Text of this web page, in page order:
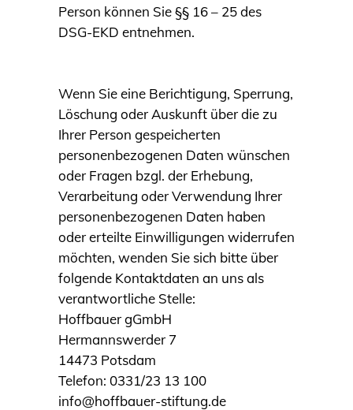
Person können Sie §§ 16 – 25 des
DSG-EKD entnehmen.
Wenn Sie eine Berichtigung, Sperrung,
Löschung oder Auskunft über die zu
Ihrer Person gespeicherten
personenbezogenen Daten wünschen
oder Fragen bzgl. der Erhebung,
Verarbeitung oder Verwendung Ihrer
personenbezogenen Daten haben
oder erteilte Einwilligungen widerrufen
möchten, wenden Sie sich bitte über
folgende Kontaktdaten an uns als
verantwortliche Stelle:
Hoffbauer gGmbH
Hermannswerder 7
14473 Potsdam
Telefon: 0331/23 13 100
info@hoffbauer-stiftung.de